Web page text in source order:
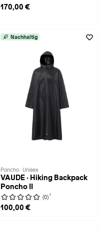
170,00 €
Nachhaltig
Poncho · Unisex
VAUDE · Hiking Backpack
Poncho II
(0) 1
100,00 €